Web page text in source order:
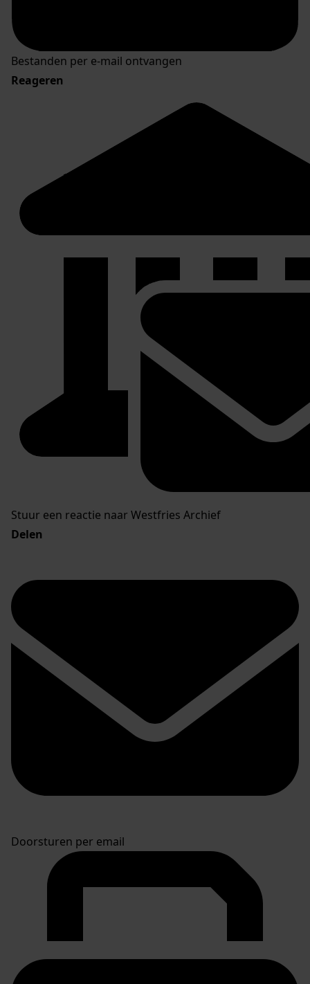
Bestanden per e-mail ontvangen
Reageren
Stuur een reactie naar Westfries Archief
Delen
Doorsturen per email